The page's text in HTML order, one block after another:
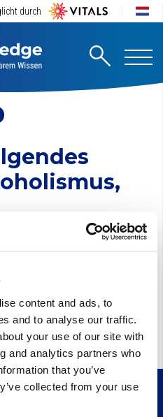
content and ads, to
and to analyse our traffic.
your use of our site with
and analytics partners who
that you’ve
collected from your use
durch